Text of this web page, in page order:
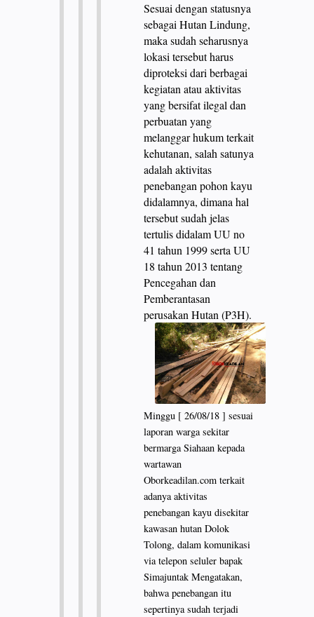
Sesuai dengan statusnya
sebagai Hutan Lindung,
maka sudah seharusnya
lokasi tersebut harus
diproteksi dari berbagai
kegiatan atau aktivitas
yang bersifat ilegal dan
perbuatan yang
melanggar hukum terkait
kehutanan, salah satunya
adalah aktivitas
penebangan pohon kayu
didalamnya, dimana hal
tersebut sudah jelas
tertulis didalam UU no
41 tahun 1999 serta UU
18 tahun 2013 tentang
Pencegahan dan
Pemberantasan
perusakan Hutan (P3H).
Minggu [ 26/08/18 ] sesuai
laporan warga sekitar
bermarga Siahaan kepada
wartawan
Oborkeadilan.com terkait
adanya aktivitas
penebangan kayu disekitar
kawasan hutan Dolok
Tolong, dalam komunikasi
via telepon seluler bapak
Simajuntak Mengatakan,
bahwa penebangan itu
sepertinya sudah terjadi